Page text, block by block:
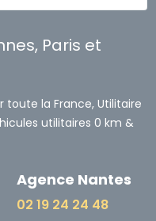
Paris et
toute la France, Utilitaire
utilitaires 0 km &
Agence Nantes
02 19 24 24 48